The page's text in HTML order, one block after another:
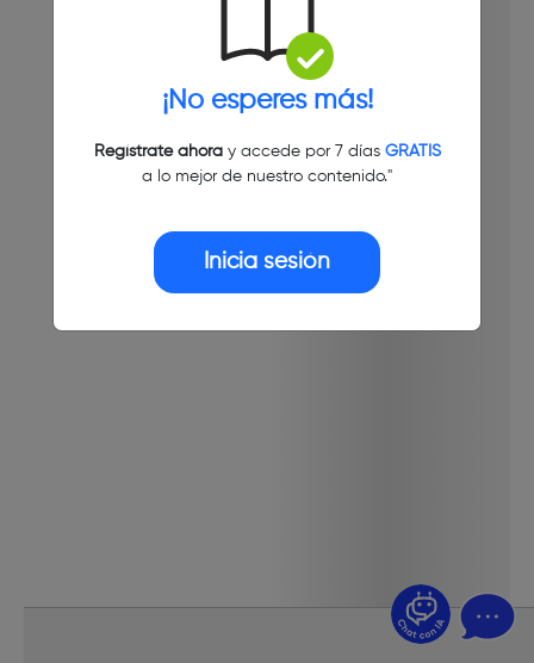
¡No esperes más!
Regístrate ahoray accede por 7 días GRATIS
a lo mejor de nuestro contenido."
Inicia sesión